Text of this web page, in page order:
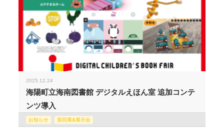
2025.12.24
海陽町立海南図書館 デジタルえほん室 追加コンテ
ンツ導入
お知らせ 巡回展&展示会